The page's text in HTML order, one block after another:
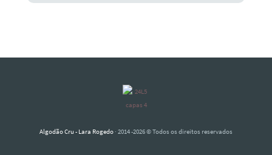
Algodão Cru - Lara Rogedo · 2014 -2026 © Todos os direitos reservados